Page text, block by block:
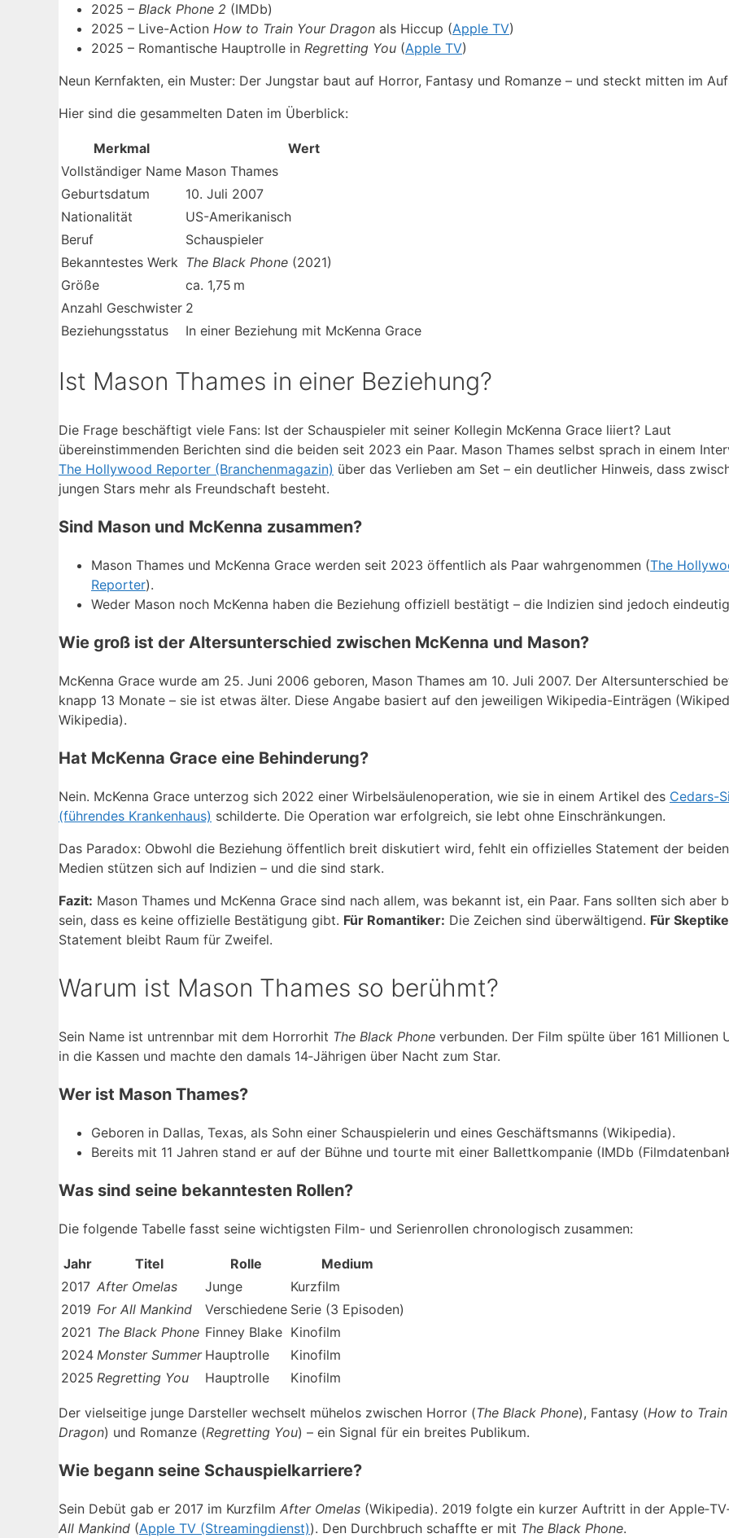
2025 – Black Phone 2 (IMDb)
2025 – Live-Action How to Train Your Dragon als Hiccup (Apple TV)
2025 – Romantische Hauptrolle in Regretting You (Apple TV)
Neun Kernfakten, ein Muster: Der Jungstar baut auf Horror, Fantasy und Romanze – und steckt mitten im
Hier sind die gesammelten Daten im Überblick:
Merkmal
Wert
Vollständiger Name Mason Thames
Geburtsdatum
10. Juli 2007
Nationalität
US-Amerikanisch
Beruf
Schauspieler
Bekanntestes Werk The Black Phone (2021)
Größe
ca. 1,75 m
Anzahl Geschwister 2
Beziehungsstatus
In einer Beziehung mit McKenna Grace
Ist Mason Thames in einer Beziehung?
Die Frage beschäftigt viele Fans: Ist der Schauspieler mit seiner Kollegin McKenna Grace liiert? Laut
übereinstimmenden Berichten sind die beiden seit 2023 ein Paar. Mason Thames selbst sprach in einem
The Hollywood Reporter (Branchenmagazin) über das Verlieben am Set – ein deutlicher Hinweis, dass
jungen Stars mehr als Freundschaft besteht.
Sind Mason und McKenna zusammen?
Mason Thames und McKenna Grace werden seit 2023 öffentlich als Paar wahrgenommen (The
Reporter).
Weder Mason noch McKenna haben die Beziehung offiziell bestätigt – die Indizien sind jedoch
Wie groß ist der Altersunterschied zwischen McKenna und Mason?
McKenna Grace wurde am 25. Juni 2006 geboren, Mason Thames am 10. Juli 2007. Der Altersunterschied
knapp 13 Monate – sie ist etwas älter. Diese Angabe basiert auf den jeweiligen Wikipedia-Einträgen
Wikipedia).
Hat McKenna Grace eine Behinderung?
Nein. McKenna Grace unterzog sich 2022 einer Wirbelsäulenoperation, wie sie in einem Artikel des Cedars-
(führendes Krankenhaus) schilderte. Die Operation war erfolgreich, sie lebt ohne Einschränkungen.
Das Paradox: Obwohl die Beziehung öffentlich breit diskutiert wird, fehlt ein offizielles Statement der
Medien stützen sich auf Indizien – und die sind stark.
Fazit: Mason Thames und McKenna Grace sind nach allem, was bekannt ist, ein Paar. Fans sollten sich aber
sein, dass es keine offizielle Bestätigung gibt. Für Romantiker: Die Zeichen sind überwältigend. Für
Statement bleibt Raum für Zweifel.
Warum ist Mason Thames so berühmt?
Sein Name ist untrennbar mit dem Horrorhit The Black Phone verbunden. Der Film spülte über 161 Millionen
in die Kassen und machte den damals 14‑Jährigen über Nacht zum Star.
Wer ist Mason Thames?
Geboren in Dallas, Texas, als Sohn einer Schauspielerin und eines Geschäftsmanns (Wikipedia).
Bereits mit 11 Jahren stand er auf der Bühne und tourte mit einer Ballettkompanie (IMDb
Was sind seine bekanntesten Rollen?
Die folgende Tabelle fasst seine wichtigsten Film- und Serienrollen chronologisch zusammen:
Jahr Titel Rolle
Medium
2017 After Omelas Junge
Kurzfilm
2019 For All Mankind Verschiedene Serie (3 Episoden)
2021 The Black Phone Finney Blake Kinofilm
2024 Monster Summer Hauptrolle
Kinofilm
2025 Regretting You Hauptrolle Kinofilm
Der vielseitige junge Darsteller wechselt mühelos zwischen Horror (The Black Phone), Fantasy (How to
Dragon) und Romanze (Regretting You) – ein Signal für ein breites Publikum.
Wie begann seine Schauspielkarriere?
Sein Debüt gab er 2017 im Kurzfilm After Omelas (Wikipedia). 2019 folgte ein kurzer Auftritt in der
All Mankind (Apple TV (Streamingdienst)). Den Durchbruch schaffte er mit The Black Phone.